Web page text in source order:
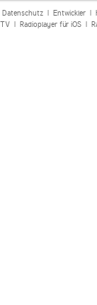
Datenschutz| Entwickler|
| Radioplayer für iOS|